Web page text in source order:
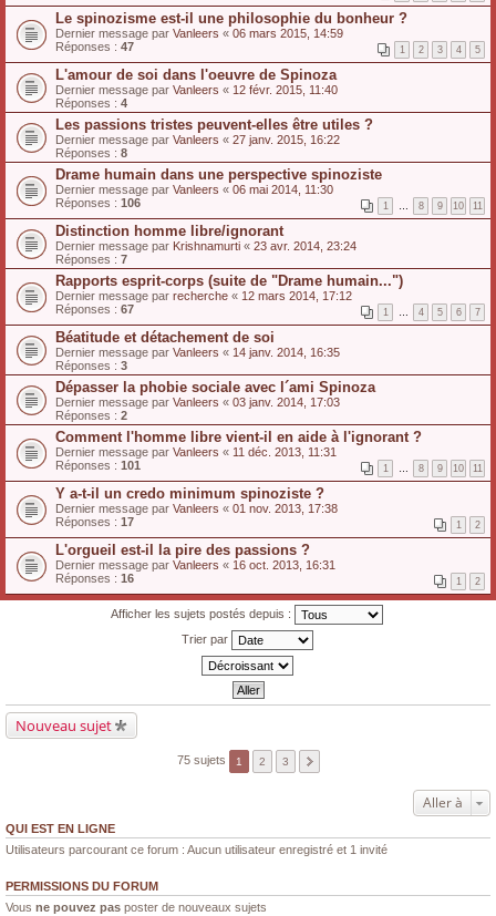
Le spinozisme est-il une philosophie du bonheur ?
Dernier message par Vanleers « 06 mars 2015, 14:59
Réponses : 47 1 2 3 4 5
L'amour de soi dans l'oeuvre de Spinoza
Dernier message par Vanleers « 12 févr. 2015, 11:40
Réponses : 4
Les passions tristes peuvent-elles être utiles ?
Dernier message par Vanleers « 27 janv. 2015, 16:22
Réponses : 8
Drame humain dans une perspective spinoziste
Dernier message par Vanleers « 06 mai 2014, 11:30
Réponses : 106 1 … 8 9 10 11
Distinction homme libre/ignorant
Dernier message par Krishnamurti « 23 avr. 2014, 23:24
Réponses : 7
Rapports esprit-corps (suite de "Drame humain...")
Dernier message par recherche « 12 mars 2014, 17:12
Réponses : 67 1 … 4 5 6 7
Béatitude et détachement de soi
Dernier message par Vanleers « 14 janv. 2014, 16:35
Réponses : 3
Dépasser la phobie sociale avec l´ami Spinoza
Dernier message par Vanleers « 03 janv. 2014, 17:03
Réponses : 2
Comment l'homme libre vient-il en aide à l'ignorant ?
Dernier message par Vanleers « 11 déc. 2013, 11:31
Réponses : 101 1 … 8 9 10 11
Y a-t-il un credo minimum spinoziste ?
Dernier message par Vanleers « 01 nov. 2013, 17:38
Réponses : 17 1 2
L'orgueil est-il la pire des passions ?
Dernier message par Vanleers « 16 oct. 2013, 16:31
Réponses : 16 1 2
Afficher les sujets postés depuis :
Trier par
Nouveau sujet
75 sujets 1 2 3
Aller à
QUI EST EN LIGNE
Utilisateurs parcourant ce forum : Aucun utilisateur enregistré et 1 invité
PERMISSIONS DU FORUM
Vous ne pouvez pas poster de nouveaux sujets